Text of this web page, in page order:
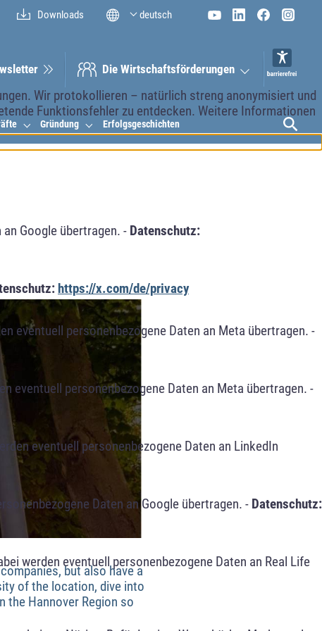
Wir protokollieren – natürlich streng anonymisiert und
Funktionsfehler zu entdecken. Weitere Informationen
Google übertragen. - Datenschutz:
https://x.com/de/privacy
eventuell personenbezogene Daten an Meta übertragen. -
eventuell personenbezogene Daten an Meta übertragen. -
eventuell personenbezogene Daten an LinkedIn
Daten an Google übertragen. - Datenschutz:
werden eventuell personenbezogene Daten an Real Life
Gründung Erfolgsgeschichten
Downloads deutsch
Die Wirt­schaftsför­derungen
but also have a
of the location, dive into
the Hannover Region so